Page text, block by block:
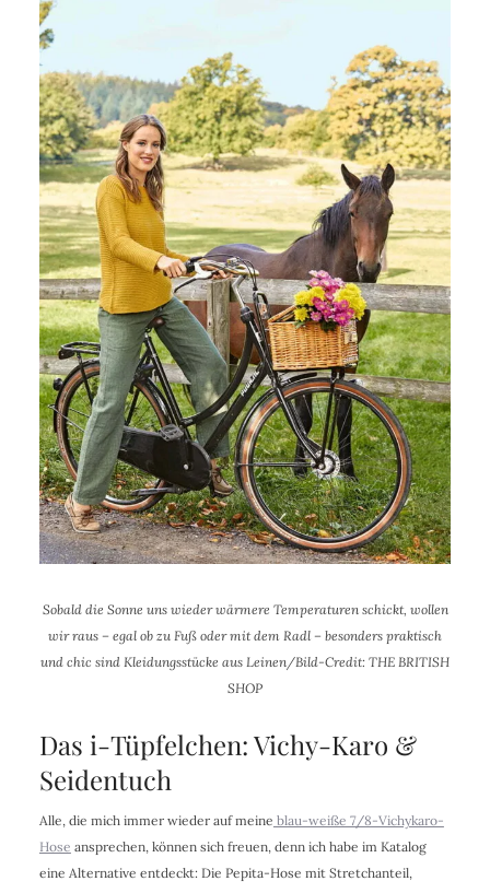
Sobald die Sonne uns wieder wärmere Temperaturen schickt, wollen
wir raus – egal ob zu Fuß oder mit dem Radl – besonders praktisch
und chic sind Kleidungsstücke aus Leinen/Bild-Credit: THE BRITISH
SHOP
Das i-Tüpfelchen: Vichy-Karo &
Seidentuch
Alle, die mich immer wieder auf meine blau-weiße 7/8-Vichykaro-
Hose ansprechen, können sich freuen, denn ich habe im Katalog
eine Alternative entdeckt: Die Pepita-Hose mit Stretchanteil,